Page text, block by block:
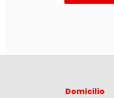
Domicilio